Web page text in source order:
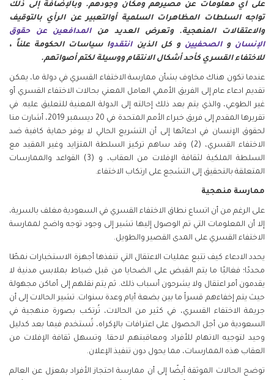
على أي معلومات عن مصيرهم ومكان وجودهم. وبالإضافة إلى ذلك
تواجه السلطات المظاهرات السلمية أوالتعبير عن الرأي بالتوقيف
والاعتقالات المنهجية. وتعرض العديد منالمدافعين عن حقوق
الإنسان والصحفيين و كل الذينانتقدوا سياسات الحكومة علناً ،
للاختفاء القسري كأحد أشكال الانتقام ووسيلة لكتم أصواتهم.
عندما تكون هناك مخاوف بشأن ممارسة الاختفاء القسري في دولة ما، يمكن
تقديم ادعاء عام إلى الفريق الأممي العامل المعني بحالات الاختفاء القسري أو
غير الطوعي، والذي يتم بعد ذلك إحالته إلى الدولة المعنية للتعليق عليه. في
تقريرها المقدم إلى فريق خبراء الأمم المتحدة في 20 ديسمبر 2019، أشارت منا
لحقوق الإنسان في ادعائها إلى أن التشريع الحالي لا يوفر حماية كافية ضد
الاختفاء القسري، (2) وقد ساهم تركيز السلطة المتزايد وغير المقيد مع
السلطة الملكية لثقافة الإفلات من العقاب، و (3) القواعد والممارسات
المتعلقة بالتحقيق إلى التشجع على ارتكاب الاختفاء.
ممارسة منهجية
على الرغم من أن اتساع نطاق الاختفاء القسري في السعودية مغلف بالسرية،
إلا أن المعلومات التي تم الوصول إليها تشير إلى وجود توجه واضح لممارسة
الاختفاء القسري على المدى القصير والطويل.
يحدد الادعاء كيف تتبع عمليات الاعتقال التي تنفذها أجهزة الاستخبارات نمطًا
محددًا؛ فغالبًا ما يتم القبض على الضحايا من قبل ضباط بملابس مدنية لا
يقدمون أمر اعتقال ولا يشرحون أسباب ذلك. ثم يتم نقلهم إلى أماكن مجهولة
حيث يتم إخفاءهم قسراً ما بين بضعة أيام وعدة سنوات. تشير الحالات إلى أن
جريمة الاختفاء القسري، في كثير من الحالات، تُرتكب بصورة منهجية في
السعودية من أجل الحصول على اعترافات بالإكراه، تُستخدم فيما بعد كدليل
وحيد لتوجيه الاتهام للأفراد ومعاقبتهم لاحقا. وتسهل ثقافة الإفلات من
العقاب هذه الممارسات، مما يحول دون تنفيذ الإعلان.
توضح الحالات الموثقة أيضًا إلى أن ممارسة احتجاز الأفراد بمعزل عن العالم